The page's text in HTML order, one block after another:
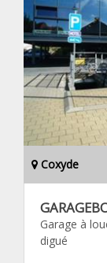
Coxyde
Garage à
digué